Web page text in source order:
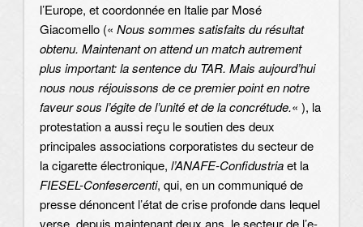
l’Europe, et coordonnée en Italie par Mosé
Giacomello (« Nous sommes satisfaits du résultat
obtenu. Maintenant on attend un match autrement
plus important: la sentence du TAR. Mais aujourd’hui
nous nous réjouissons de ce premier point en notre
faveur sous l’égite de l’unité et de la concrétude.« ), la
protestation a aussi reçu le soutien des deux
principales associations corporatistes du secteur de
la cigarette électronique, l’ANAFE-Confidustriaet la
FIESEL-Confesercenti, qui, en un communiqué de
presse dénoncent l’état de crise profonde dans lequel
verse, depuis maintenant deux ans, le secteur de l’e-